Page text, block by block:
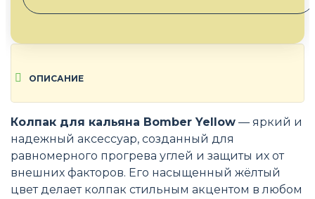
ОПИСАНИЕ
Колпак для кальяна Bomber Yellow — яркий и
надежный аксессуар, созданный для
равномерного прогрева углей и защиты их от
внешних факторов. Его насыщенный жёлтый
цвет делает колпак стильным акцентом в любом